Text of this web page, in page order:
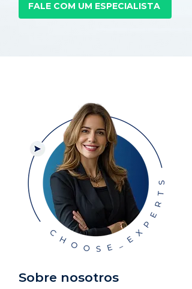
FALE COM UM ESPECIALISTA
Sobre nosotros